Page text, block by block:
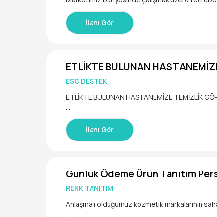
İlanı Gör
ETLİKTE BULUNAN
ESC DESTEK
ETLİKTE BULUNAN HASTANEMİZE TEMİZLİK
1250 TL ÜCRET
HAFTALIK ÖDEME
SGK
İlanı Gör
Günlük Ödeme Ürün Tanıtım
RENK TANITIM
Anlaşmalı olduğumuz kozmetik markalarının